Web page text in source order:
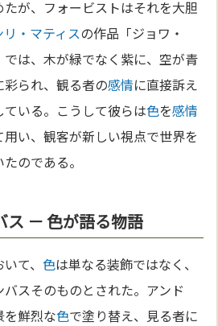
が、フォービストはそれを大胆
リ・マティスの作品「ジョワ・
では、木が緑でなく紫に、空が青
られ、観る者の感情に直接訴え
いる。こうして彼らは色を感情
い、観客が新しい視点で世界を
のである。
ス － 色が語る物語
いて、色は単なる装飾ではなく、
スそのものとされた。アンド
を鮮烈な色で塗り替え、見る者に